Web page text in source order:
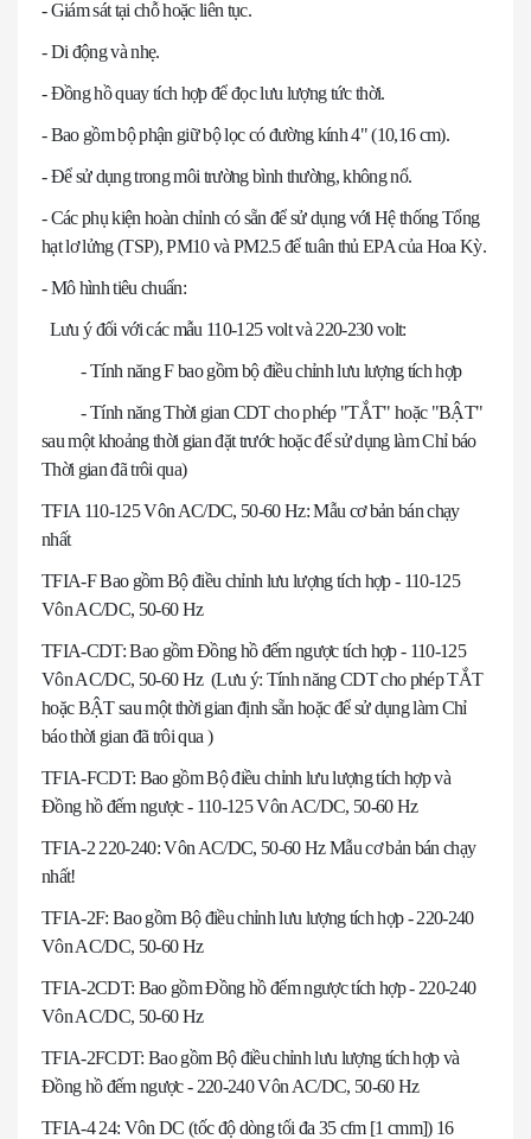
- Giám sát tại chỗ hoặc liên tục.
- Di động và nhẹ.
- Đồng hồ quay tích hợp để đọc lưu lượng tức thời.
- Bao gồm bộ phận giữ bộ lọc có đường kính 4" (10,16 cm).
- Để sử dụng trong môi trường bình thường, không nổ.
- Các phụ kiện hoàn chỉnh có sẵn để sử dụng với Hệ thống Tổng
hạt lơ lửng (TSP), PM10 và PM2.5 để tuân thủ EPA của Hoa Kỳ.
- Mô hình tiêu chuẩn:
Lưu ý đối với các mẫu 110-125 volt và 220-230 volt:
- Tính năng F bao gồm bộ điều chỉnh lưu lượng tích hợp
- Tính năng Thời gian CDT cho phép "TẮT" hoặc "BẬT"
sau một khoảng thời gian đặt trước hoặc để sử dụng làm Chỉ báo
Thời gian đã trôi qua)
TFIA 110-125 Vôn AC/DC, 50-60 Hz: Mẫu cơ bản bán chạy
nhất
TFIA-F Bao gồm Bộ điều chỉnh lưu lượng tích hợp - 110-125
Vôn AC/DC, 50-60 Hz
TFIA-CDT: Bao gồm Đồng hồ đếm ngược tích hợp - 110-125
Vôn AC/DC, 50-60 Hz (Lưu ý: Tính năng CDT cho phép TẮT
hoặc BẬT sau một thời gian định sẵn hoặc để sử dụng làm Chỉ
báo thời gian đã trôi qua )
TFIA-FCDT: Bao gồm Bộ điều chỉnh lưu lượng tích hợp và
Đồng hồ đếm ngược - 110-125 Vôn AC/DC, 50-60 Hz
TFIA-2 220-240: Vôn AC/DC, 50-60 Hz Mẫu cơ bản bán chạy
nhất!
TFIA-2F: Bao gồm Bộ điều chỉnh lưu lượng tích hợp - 220-240
Vôn AC/DC, 50-60 Hz
TFIA-2CDT: Bao gồm Đồng hồ đếm ngược tích hợp - 220-240
Vôn AC/DC, 50-60 Hz
TFIA-2FCDT: Bao gồm Bộ điều chỉnh lưu lượng tích hợp và
Đồng hồ đếm ngược - 220-240 Vôn AC/DC, 50-60 Hz
TFIA-4 24: Vôn DC (tốc độ dòng tối đa 35 cfm [1 cmm]) 16